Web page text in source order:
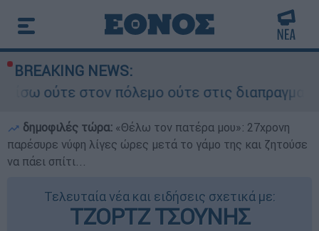
BREAKING NEWS:
πόλεμο ούτε στις διαπραγματεύσεις» - Οι
δημοφιλές τώρα: «Θέλω τον πατέρα μου»: 27χρονη
παρέσυρε νύφη λίγες ώρες μετά το γάμο της και ζητούσε
να πάει σπίτι...
Τελευταία νέα και ειδήσεις σχετικά με:
ΤΖΟΡΤΖ ΤΣΟΥΝΗΣ